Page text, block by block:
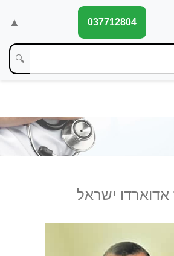
▲ 037712804
🔍
אדוארדו ישראל